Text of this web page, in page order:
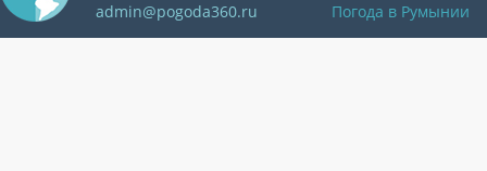
admin@pogoda360.ru
Погода в Румынии